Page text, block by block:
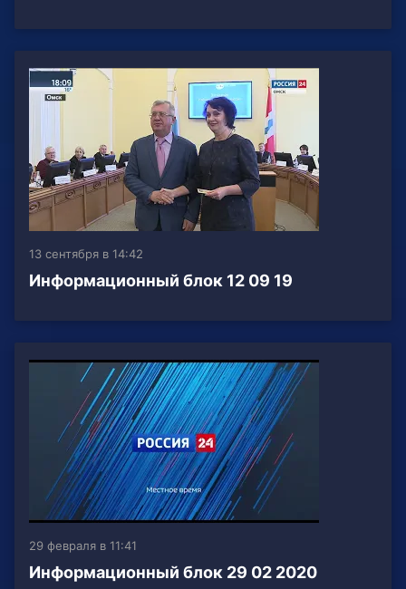
13 сентября в 14:42
Информационный блок 12 09 19
29 февраля в 11:41
Информационный блок 29 02 2020